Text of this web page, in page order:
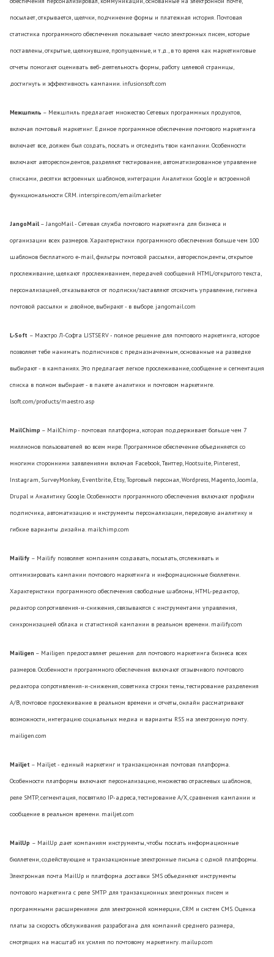
посылает, открывается, щелчки, подчинение формы и платежная история. Почтовая
статистика программного обеспечения показывает число электронных писем, которые
поставлены, открытые, щелкнувшие, пропущенные, и т.д., в то время как маркетинговые
отчеты помогают оценивать веб-деятельность формы, работу целевой страницы,
достигнуть и эффективность кампании. infusionsoft.com
Межшпиль – Межшпиль предлагает множество Сетевых программных продуктов,
включая почтовый маркетинг. Единое программное обеспечение почтового маркетинга
включает все, должен был создать, послать и отследить твои кампании. Особенности
включают автореспондентов, разделяют тестирование, автоматизированное управление
списками, десятки встроенных шаблонов, интеграции Аналитики Google и встроенной
функциональности CRM. interspire.com/emailmarketer
JangoMail – JangoMail - Сетевая служба почтового маркетинга для бизнеса и
организации всех размеров. Характеристики программного обеспечения больше чем 100
шаблонов бесплатного e-mail, фильтры почтовой рассылки, автореспонденты, открытое
прослеживание, щелкают прослеживанием, передачей сообщений HTML/открытого текста,
персонализацией, отказываются от подписки/заставляют отскочить управление, гигиена
почтовой рассылки и двойное, выбирают - в выборе. jangomail.com
L-Soft – Маэстро Л-Софта LISTSERV - полное решение для почтового маркетинга, которое
позволяет тебе нанимать подписчиков с предназначенным, основанные на разведке
выбирают - в кампаниях. Это предлагает легкое прослеживание, сообщение и сегментация
списка в полном выбирает - в пакете аналитики и почтовом маркетинге.
lsoft.com/products/maestro.asp
MailChimp – MailChimp - почтовая платформа, которая поддерживает больше чем 7
миллионов пользователей во всем мире. Программное обеспечение объединяется со
многими сторонними заявлениями включая Facebook, Твиттер, Hootsuite, Pinterest,
Instagram, SurveyMonkey, Eventbrite, Etsy, Торговый персонал, Wordpress, Magento, Joomla,
Drupal и Аналитику Google. Особенности программного обеспечения включают профили
подписчика, автоматизацию и инструменты персонализации, передовую аналитику и
гибкие варианты дизайна. mailchimp.com
Mailify – Mailify позволяет компаниям создавать, посылать, отслеживать и
оптимизировать кампании почтового маркетинга и информационные бюллетени.
Характеристики программного обеспечения свободные шаблоны, HTML-редактор,
редактор сопротивления-и-снижения, связываются с инструментами управления,
синхронизацией облака и статистикой кампании в реальном времени. mailify.com
Mailigen – Mailigen предоставляет решения для почтового маркетинга бизнеса всех
размеров. Особенности программного обеспечения включают отзывчивого почтового
редактора сопротивления-и-снижения, советника строки темы, тестирование разделения
A/B, почтовое прослеживание в реальном времени и отчеты, онлайн рассматривают
возможности, интеграцию социальных медиа и варианты RSS на электронную почту.
mailigen.com
Mailjet – Mailjet - единый маркетинг и транзакционная почтовая платформа.
Особенности платформы включают персонализацию, множество отраслевых шаблонов,
реле SMTP, сегментация, посвятило IP-адреса, тестирование A/X, сравнения кампании и
сообщение в реальном времени. mailjet.com
MailUp – MailUp дает компаниям инструменты, чтобы послать информационные
бюллетени, содействующие и транзакционные электронные письма с одной платформы.
Электронная почта MailUp и платформа доставки SMS объединяют инструменты
почтового маркетинга с реле SMTP для транзакционных электронных писем и
программными расширениями для электронной коммерции, CRM и систем CMS. Оценка
платы за скорость обслуживания разработана для компаний среднего размера,
смотрящих на масштаб их усилия по почтовому маркетингу. mailup.com